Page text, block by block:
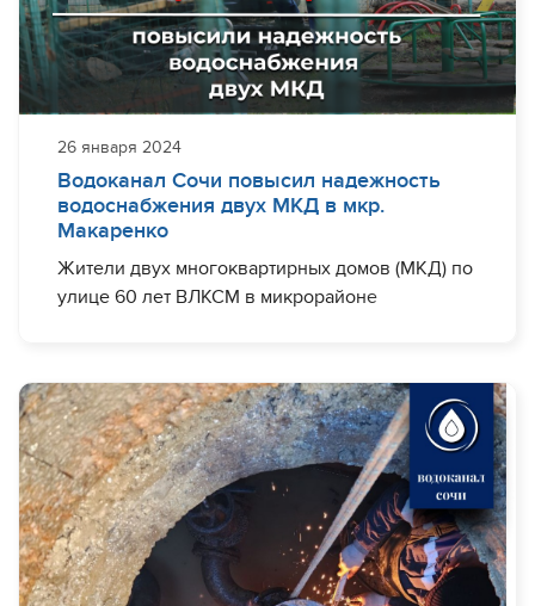
Богдана Хмельницкого, Ульянова, Свердлова,
Калинина, К. Маркса и Демократическая.
Восстановить подачу ресурса в полном объеме
планируется во второй половине
Просим население с пониманием отнестись к
этим социально важным работам и произвести
необходимые запасы воды. В случае
необходимости будет организован ее подвоз.
Заявки принимаются по телефону: 444-05-05.
Водоканал Сочи повысил надежность
водоснабжения двух МКД в мкр.
Макаренко
26 января 2024
Жители двух многоквартирных домов (МКД) по
улице 60 лет ВЛКСМ в микрорайоне
что на трубопроводе, обеспечивающем их
дома, происходили регулярные утечки. Об этом
они сообщили в Ситуационный центр
водоканала. После этого на место оперативно
была направлена специализированная
бригада, работники которой выяснили —
коммуникация проложена около полувека
назад и за время эксплуатации пришла в